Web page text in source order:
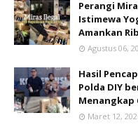
Perangi
Istimewa
Amankan
Agustus 06,
Hasil
Polda DIY
Menangkap
Maret 12,